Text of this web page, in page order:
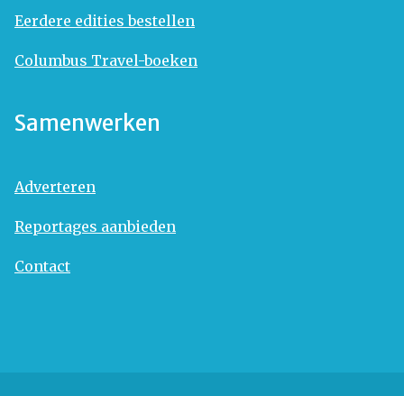
Eerdere edities bestellen
Columbus Travel-boeken
Samenwerken
Adverteren
Reportages aanbieden
Contact